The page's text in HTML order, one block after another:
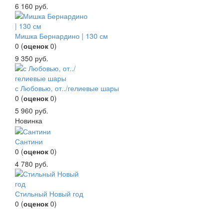
6 160 руб.
Мишка Бернардино | 130 см
0 (оценок 0)
9 350 руб.
с Любовью, от../гелиевые шары
0 (оценок 0)
5 960 руб.
Новинка
Сантини
0 (оценок 0)
4 780 руб.
Стильный Новый год
0 (оценок 0)